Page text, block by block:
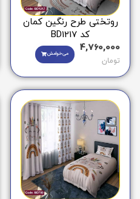
روتختی طرح رنگین کمان
کد BD1217
4,760,000
تومان
می‌خوامش